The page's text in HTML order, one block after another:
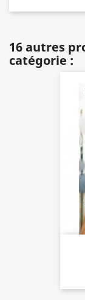
16 autres
catégorie :